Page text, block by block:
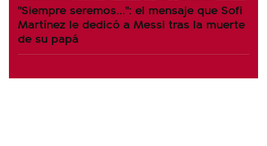
"Siempre seremos...": el mensaje que Sofi
Martínez le dedicó a Messi tras la muerte
de su papá